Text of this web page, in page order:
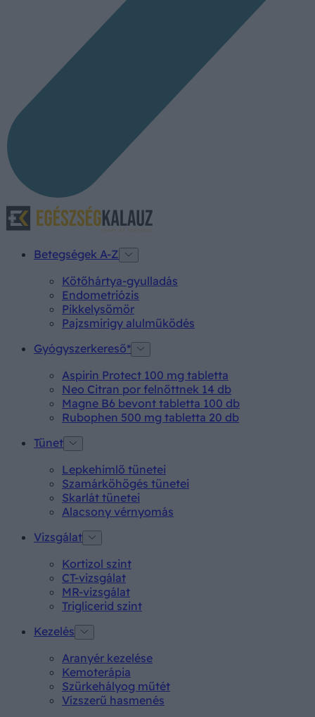
Betegségek A-Z
Kötőhártya-gyulladás
Endometriózis
Pikkelysömör
Pajzsmirigy alulműködés
Gyógyszerkereső*
Aspirin Protect 100 mg tabletta
Neo Citran por felnőttnek 14 db
Magne B6 bevont tabletta 100 db
Rubophen 500 mg tabletta 20 db
Tünet
Lepkehimlő tünetei
Szamárköhögés tünetei
Skarlát tünetei
Alacsony vérnyomás
Vizsgálat
Kortizol szint
CT-vizsgálat
MR-vizsgálat
Triglicerid szint
Kezelés
Aranyér kezelése
Kemoterápia
Szürkehályog műtét
Vízszerű hasmenés